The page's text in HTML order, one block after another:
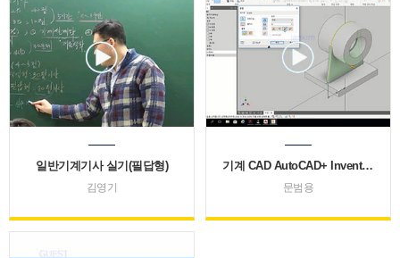
일반기계기사 실기(필답형)
김영기
기계 CAD AutoCAD+ Inventor (문범용)
문범용